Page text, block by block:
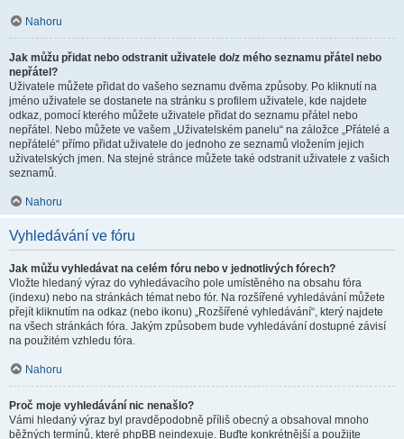
Nahoru
Jak můžu přidat nebo odstranit uživatele do/z mého seznamu přátel nebo
nepřátel?
Uživatele můžete přidat do vašeho seznamu dvěma způsoby. Po kliknutí na
jméno uživatele se dostanete na stránku s profilem uživatele, kde najdete
odkaz, pomocí kterého můžete uživatele přidat do seznamu přátel nebo
nepřátel. Nebo můžete ve vašem „Uživatelském panelu“ na záložce „Přátelé a
nepřátelé“ přímo přidat uživatele do jednoho ze seznamů vložením jejich
uživatelských jmen. Na stejné stránce můžete také odstranit uživatele z vašich
seznamů.
Nahoru
Vyhledávání ve fóru
Jak můžu vyhledávat na celém fóru nebo v jednotlivých fórech?
Vložte hledaný výraz do vyhledávacího pole umístěného na obsahu fóra
(indexu) nebo na stránkách témat nebo fór. Na rozšířené vyhledávání můžete
přejít kliknutím na odkaz (nebo ikonu) „Rozšířené vyhledávání“, který najdete
na všech stránkách fóra. Jakým způsobem bude vyhledávání dostupné závisí
na použitém vzhledu fóra.
Nahoru
Proč moje vyhledávání nic nenašlo?
Vámi hledaný výraz byl pravděpodobně příliš obecný a obsahoval mnoho
běžných termínů, které phpBB neindexuje. Buďte konkrétnější a použijte